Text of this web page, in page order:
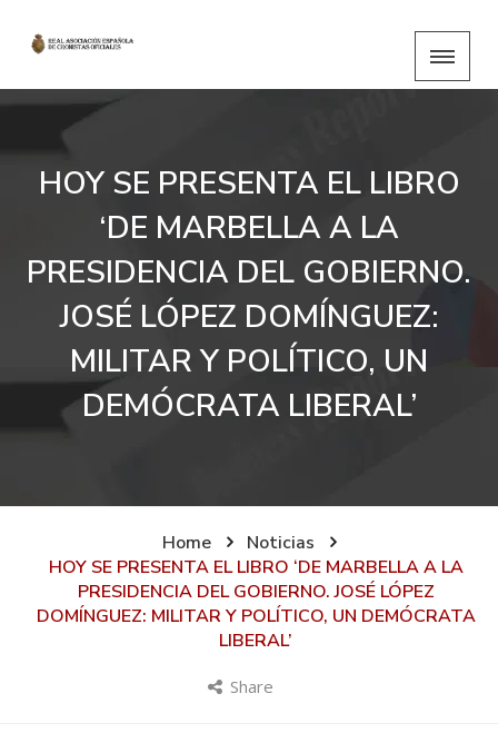
HOY SE PRESENTA EL LIBRO
‘DE MARBELLA A LA
PRESIDENCIA DEL GOBIERNO.
JOSÉ LÓPEZ DOMÍNGUEZ:
MILITAR Y POLÍTICO, UN
DEMÓCRATA LIBERAL’
Home
Noticias
HOY SE PRESENTA EL LIBRO ‘DE MARBELLA A LA
PRESIDENCIA DEL GOBIERNO. JOSÉ LÓPEZ
DOMÍNGUEZ: MILITAR Y POLÍTICO, UN DEMÓCRATA
LIBERAL’
Share